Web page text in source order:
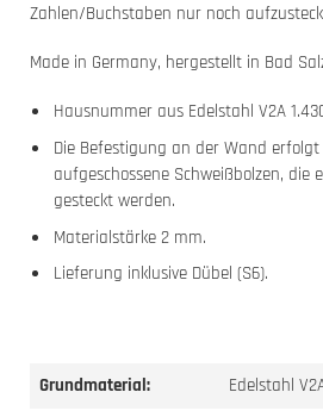
Zahlen/Buchstaben nur noch
Made in Germany, hergestellt in Bad
Hausnummer aus Edelstahl V2A
Die Befestigung an der Wand
aufgeschossene Schweißbolzen, die
gesteckt werden.
Materialstärke 2 mm.
Lieferung inklusive Dübel (S6).
Grundmaterial: Edelstahl